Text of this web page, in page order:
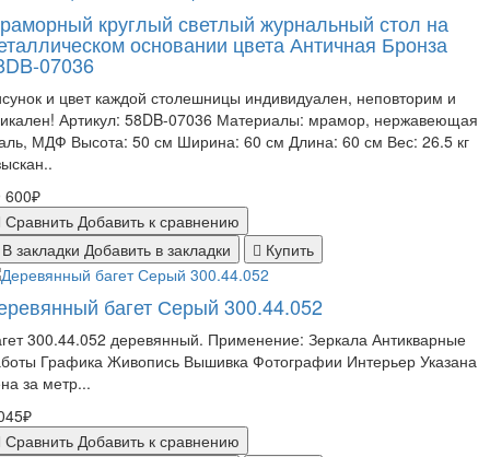
круглый светлый журнальный стол на
основании цвета Античная Бронза
07036
и цвет каждой столешницы индивидуален, неповторим и
Артикул: 58DB-07036 Материалы: мрамор, нержавеющая
МДФ Высота: 50 см Ширина: 60 см Длина: 60 см Вес: 26.5 кг
600₽
Сравнить Добавить к сравнению
закладки Добавить в закладки Купить
багет Серый 300.44.052
300.44.052 деревянный. Применение: Зеркала Антикварные
Графика Живопись Вышивка Фотографии Интерьер Указана
за метр...
Сравнить Добавить к сравнению